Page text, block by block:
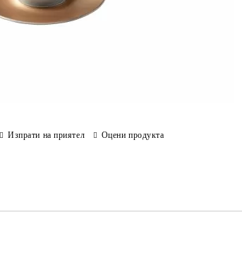
Изпрати на приятел Оцени продукта